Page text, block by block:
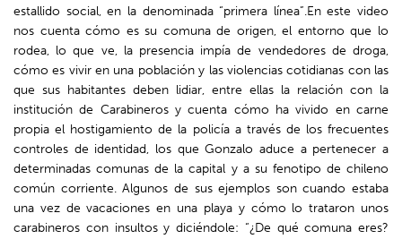
estallido social, en la denominada “primera línea”.En este video
nos cuenta cómo es su comuna de origen, el entorno que lo
rodea, lo que ve, la presencia impía de vendedores de droga,
cómo es vivir en una población y las violencias cotidianas con las
que sus habitantes deben lidiar, entre ellas la relación con la
institución de Carabineros y cuenta cómo ha vivido en carne
propia el hostigamiento de la policía a través de los frecuentes
controles de identidad, los que Gonzalo aduce a pertenecer a
determinadas comunas de la capital y a su fenotipo de chileno
común corriente. Algunos de sus ejemplos son cuando estaba
una vez de vacaciones en una playa y cómo lo trataron unos
carabineros con insultos y diciéndole: “¿De qué comuna eres?